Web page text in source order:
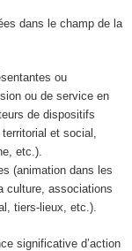
dans le champ de la
ou
ou de service en
de dispositifs
et social,
etc.).
(animation dans les
culture, associations
tiers-lieux, etc.).
significative d’action